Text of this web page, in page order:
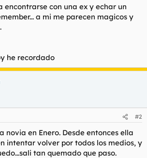
encontrarse con una ex y echar un
a mi me parecen magicos y
he recordado
#2
novia en Enero. Desde entonces ella
intentar volver por todos los medios, y
tan quemado que paso.